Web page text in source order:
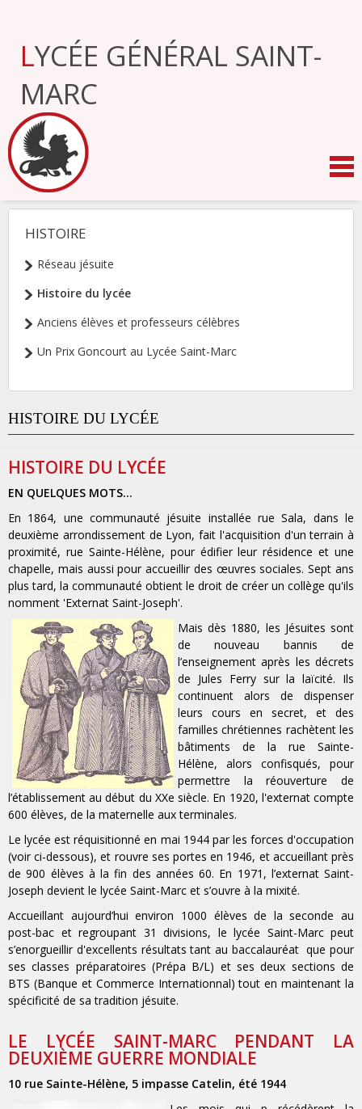
navigation
LYCÉE GÉNÉRAL SAINT-
MARC
NAVIGATION
HISTOIRE
Réseau jésuite
Histoire du lycée
Anciens élèves et professeurs célèbres
Un Prix Goncourt au Lycée Saint-Marc
HISTOIRE DU LYCÉE
HISTOIRE DU LYCÉE
EN QUELQUES MOTS...
En 1864, une communauté jésuite installée rue Sala, dans le
deuxième arrondissement de Lyon, fait l'acquisition d'un terrain à
proximité, rue Sainte-Hélène, pour édifier leur résidence et une
chapelle, mais aussi pour accueillir des œuvres sociales. Sept ans
plus tard, la communauté obtient le droit de créer un collège qu'ils
nomment 'Externat Saint-Joseph'.
Mais dès 1880, les Jésuites sont
de nouveau bannis de
l’enseignement après les décrets
de Jules Ferry sur la laïcité. Ils
continuent alors de dispenser
leurs cours en secret, et des
familles chrétiennes rachètent les
bâtiments de la rue Sainte-
Hélène, alors confisqués, pour
permettre la réouverture de
l’établissement au début du XXe siècle. En 1920, l'externat compte
600 élèves, de la maternelle aux terminales.
Le lycée est réquisitionné en mai 1944 par les forces d'occupation
(voir ci-dessous), et rouvre ses portes en 1946, et accueillant près
de 900 élèves à la fin des années 60. En 1971, l’externat Saint-
Joseph devient le lycée Saint-Marc et s’ouvre à la mixité.
Accueillant aujourd’hui environ 1000 élèves de la seconde au
post-bac et regroupant 31 divisions, le lycée Saint-Marc peut
s’enorgueillir d'excellents résultats tant au baccalauréat que pour
ses classes préparatoires (Prépa B/L) et ses deux sections de
BTS (Banque et Commerce Internationnal) tout en maintenant la
spécificité de sa tradition jésuite.
LE LYCÉE SAINT-MARC PENDANT LA
DEUXIÈME GUERRE MONDIALE
10 rue Sainte-Hélène, 5 impasse Catelin, été 1944